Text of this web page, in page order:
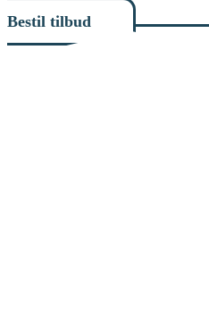
Bestil tilbud